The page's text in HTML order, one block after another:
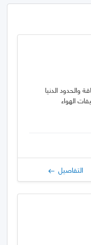
والحدود الدنيا
الهواء
التفاصيل